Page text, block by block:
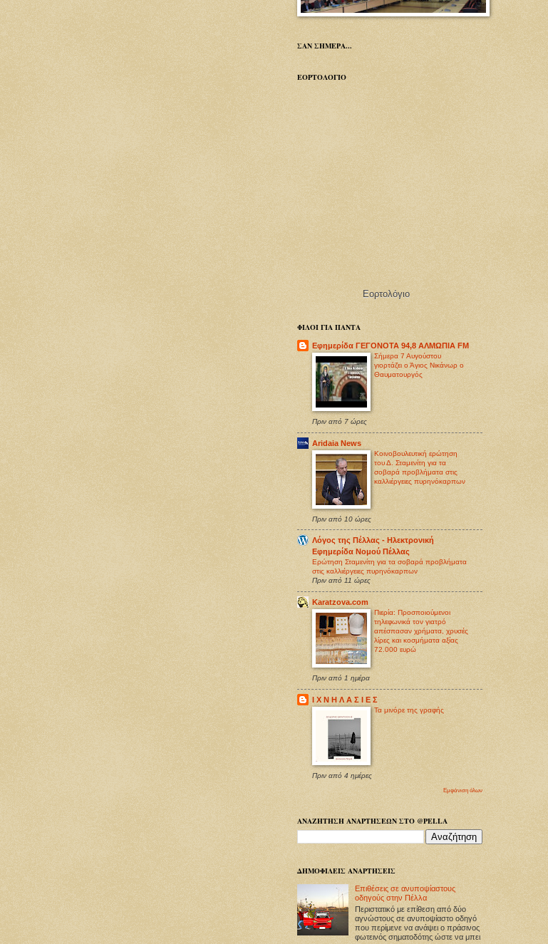
ΣΑΝ ΣΗΜΕΡΑ...
ΕΟΡΤΟΛΟΓΙΟ
Εορτολόγιο
ΦΙΛΟΙ ΓΙΑ ΠΑΝΤΑ
Εφημερίδα ΓΕΓΟΝΟΤΑ 94,8 ΑΛΜΩΠΙΑ FM
Σήμερα 7 Αυγούστου
γιορτάζει ο Άγιος Νικάνωρ ο
Θαυματουργός
Πριν από 7 ώρες
Aridaia News
Κοινοβουλευτική ερώτηση
του Δ. Σταμενίτη για τα
σοβαρά προβλήματα στις
καλλιέργειες πυρηνόκαρπων
Πριν από 10 ώρες
Λόγος της Πέλλας - Ηλεκτρονική
Εφημερίδα Νομού Πέλλας
Ερώτηση Σταμενίτη για τα σοβαρά προβλήματα
στις καλλιέργειες πυρηνόκαρπων
Πριν από 11 ώρες
Karatzova.com
Πιερία: Προσποιούμενοι
τηλεφωνικά τον γιατρό
απέσπασαν χρήματα, χρυσές
λίρες και κοσμήματα αξίας
72.000 ευρώ
Πριν από 1 ημέρα
Ι Χ Ν Η Λ Α Σ Ι Ε Σ
Τα μινόρε της γραφής
Πριν από 4 ημέρες
Εμφάνιση όλων
ΑΝΑΖΗΤΗΣΗ ΑΝΑΡΤΗΣΕΩΝ ΣΤΟ @PELLA
ΔΗΜΟΦΙΛΕΙΣ ΑΝΑΡΤΗΣΕΙΣ
Επιθέσεις σε ανυποψίαστους
οδηγούς στην Πέλλα
Περιστατικό με επίθεση από δύο
αγνώστους σε ανυποψίαστο οδηγό
που περίμενε να ανάψει ο πράσινος
φωτεινός σηματοδότης ώστε να μπει